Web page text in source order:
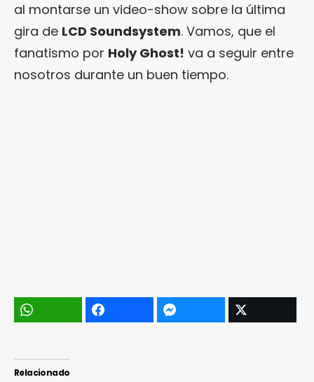
al montarse un video-show sobre la última
gira de LCD Soundsystem. Vamos, que el
fanatismo por Holy Ghost! va a seguir entre
nosotros durante un buen tiempo.
Relacionado